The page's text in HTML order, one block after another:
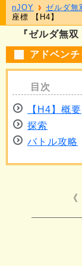
『ゼルダ無
アドベンチ
【H4】概要
探索
バトル攻略
nJOY ゼルダ無
座標 【H4】